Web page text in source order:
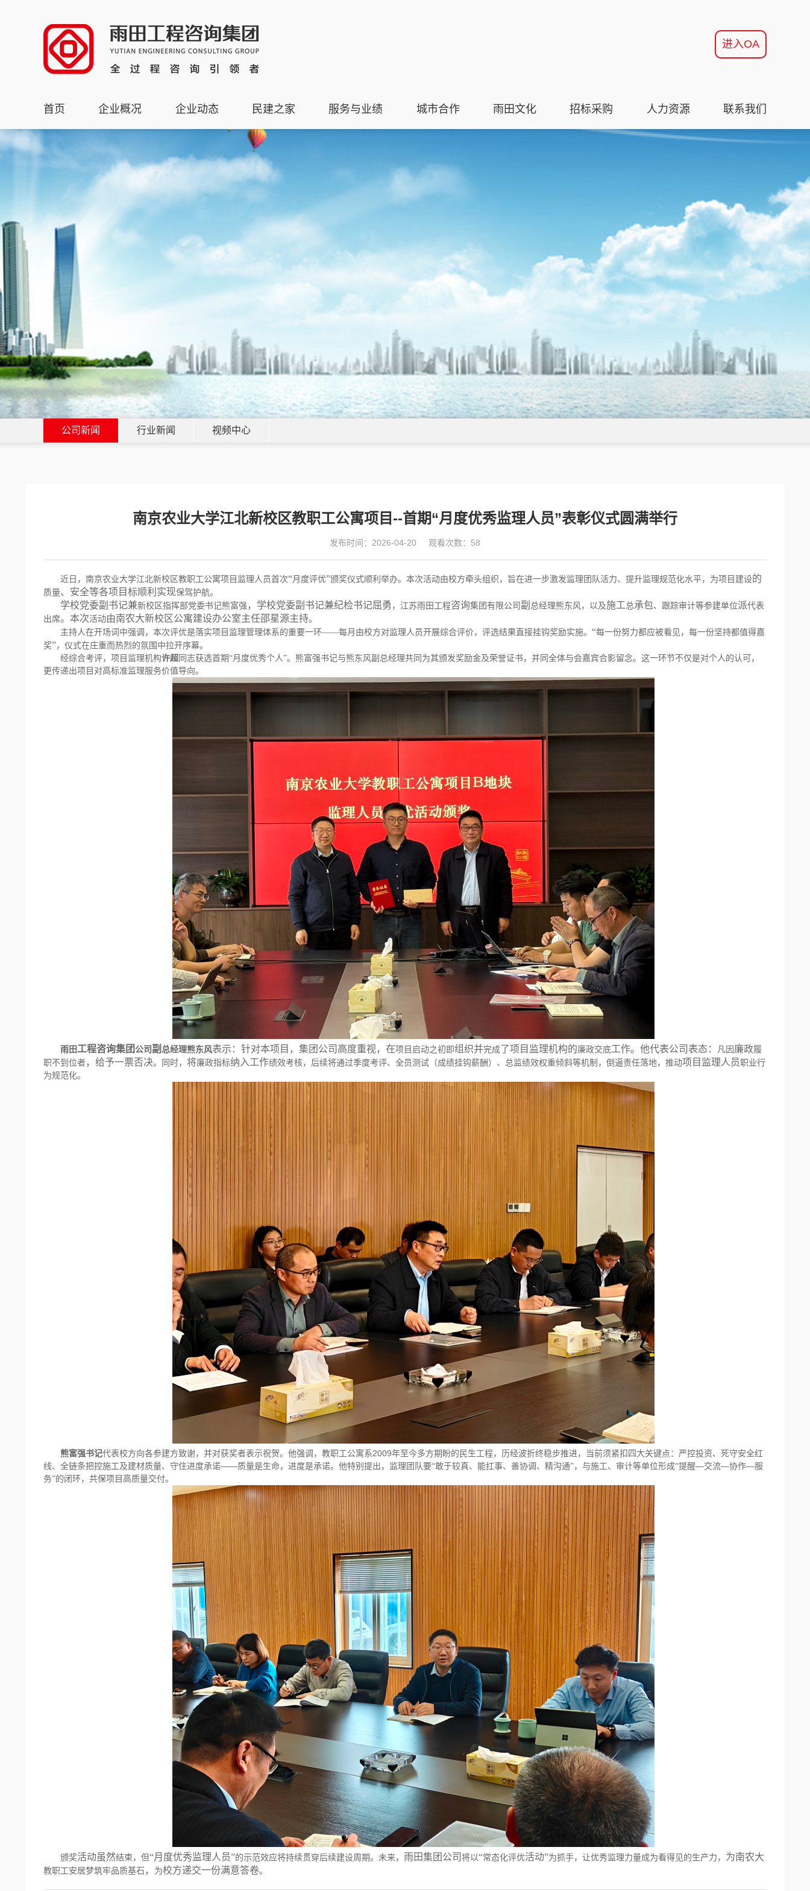
进入OA
首页 企业概况 企业动态 民建之家 服务与业绩 城市合作 雨田文化 招标采购 人力资源 联系我们
公司新闻 行业新闻 视频中心
南京农业大学江北新校区教职工公寓项目--首期“月度优秀监理人员”表彰仪式圆满举行
发布时间：2026-04-20 观看次数：58
近日，南京农业大学江北新校区教职工公寓项目监理人员首次“月度评优”颁奖仪式顺利举办。本次活动由校方牵头组织，旨在进一步激发监理团队活力、提升监理规范化水平，为项目建设的
质量、 安全等各项目标顺利实现保驾护航。
学校党委副书记兼新校区指挥部党委书记熊富强 ， 学校党委副书记兼纪检书记屈勇 ，江苏雨田工程咨询集团有限公司 副 总经理熊东风，以及施工总承包、跟踪审计等参建单位派代表
出席。 本次活动由南农大新校区公寓建设办公室主任邵星源主持。
主持人在开场词中强调，本次评优是落实项目监理管理体系的重要一环——每月由校方对监理人员开展综合评价，评选结果直接挂钩奖励实施。 “每一份努力都应被看见，每一份坚持都值得嘉
奖”，仪式在庄重而热烈的氛围中拉开序幕。
经综合考评， 项目 监理机构许超 同志获选首期“月度优秀个人”。熊富强书记与熊东风副 总经理共同为其颁发奖励金及荣誉证书，并 同 全体与会嘉宾合影留念。这一环节不仅是对个人的认可，
更传递出项目对高标准监理服务价值导向。
雨田 工程咨询集团 公司 副 总经理熊东风表示：针对本项目，集团公司高度重视，在项目启动之初即组织并完成了项目监理机构的廉政交底工作。 他代表公司表态： 凡因 廉政履
职不到位者 ， 给予一票否决。同时， 将廉政指标纳入工作绩效考核，后续将通过季度考评、全员测试（成绩挂钩薪酬）、总监绩效权重倾斜等机制，倒逼责任落地，推动项目监理人员职业行
为规范化。
熊富强书记代表校方向各参建方致谢，并对获奖者表示祝贺。他强调 ， 教职工公寓系2009年至今多方期盼的民生工程，历经波折终稳步推进，当前须紧扣四大关键点：严控投资、死守安全红
线、全链条把控施工及建材质量、守住进度承诺——质量是生命，进度是承诺。他特别提出，监理团队要“敢于较真、能扛事、善协调、精沟通”，与施工、审计等单位形成“提醒—交流—协作—服
务”的闭环，共保项目高质量交付。
颁奖活动虽然结束，但“月度优秀监理人员”的示范效应将持续贯穿后续建设周期。未来， 雨田集团公司 将以“常态化评优活动”为抓手，让优秀监理力量成为看得见的生产力， 为南农大
教职工安居梦筑牢品质基石 ， 为校方递交一份满意答卷。